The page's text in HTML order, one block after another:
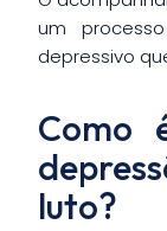
um
depressivo
Como
luto?